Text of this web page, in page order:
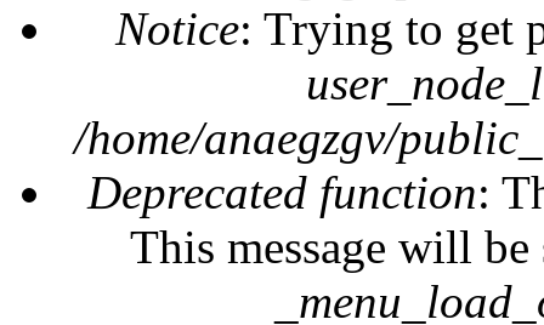
Notice: Trying to get
/home/anaegzgv/
Deprecated function:
This message will